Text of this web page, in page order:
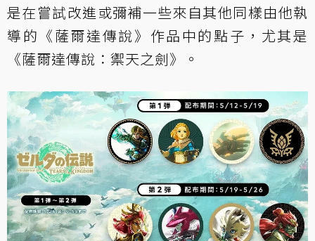
是在嘗試改進或彌補一些來自其他同樣由他執
導的《薩爾達傳說》作品中的點子，尤其是
《薩爾達傳說：禦天之劍》。